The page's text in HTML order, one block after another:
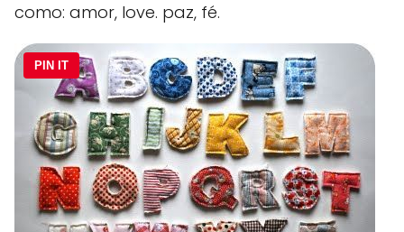
como: amor, love. paz, fé.
PIN IT